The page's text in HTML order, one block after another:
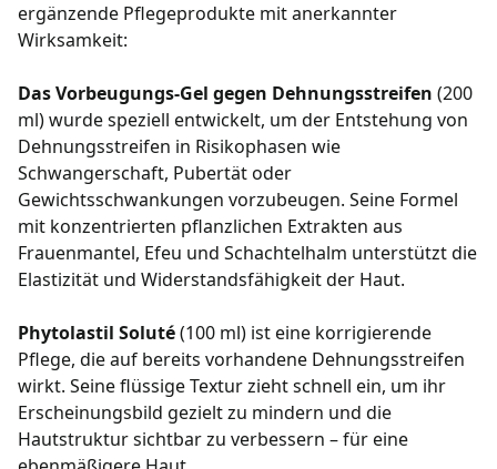
ergänzende Pflegeprodukte mit anerkannter
Wirksamkeit:
Das Vorbeugungs-Gel gegen Dehnungsstreifen (200
ml) wurde speziell entwickelt, um der Entstehung von
Dehnungsstreifen in Risikophasen wie
Schwangerschaft, Pubertät oder
Gewichtsschwankungen vorzubeugen. Seine Formel
mit konzentrierten pflanzlichen Extrakten aus
Frauenmantel, Efeu und Schachtelhalm unterstützt die
Elastizität und Widerstandsfähigkeit der Haut.
Phytolastil Soluté(100 ml) ist eine korrigierende
Pflege, die auf bereits vorhandene Dehnungsstreifen
wirkt. Seine flüssige Textur zieht schnell ein, um ihr
Erscheinungsbild gezielt zu mindern und die
Hautstruktur sichtbar zu verbessern – für eine